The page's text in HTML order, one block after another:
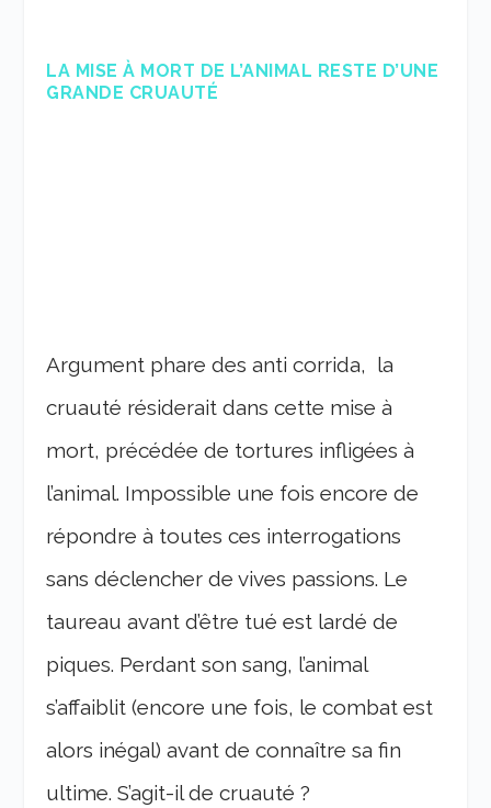
LA MISE À MORT DE L’ANIMAL RESTE D’UNE
GRANDE CRUAUTÉ
Argument phare des anti corrida, la
cruauté résiderait dans cette mise à
mort, précédée de tortures infligées à
l’animal. Impossible une fois encore de
répondre à toutes ces interrogations
sans déclencher de vives passions. Le
taureau avant d’être tué est lardé de
piques. Perdant son sang, l’animal
s’affaiblit (encore une fois, le combat est
alors inégal) avant de connaître sa fin
ultime. S’agit-il de cruauté ?